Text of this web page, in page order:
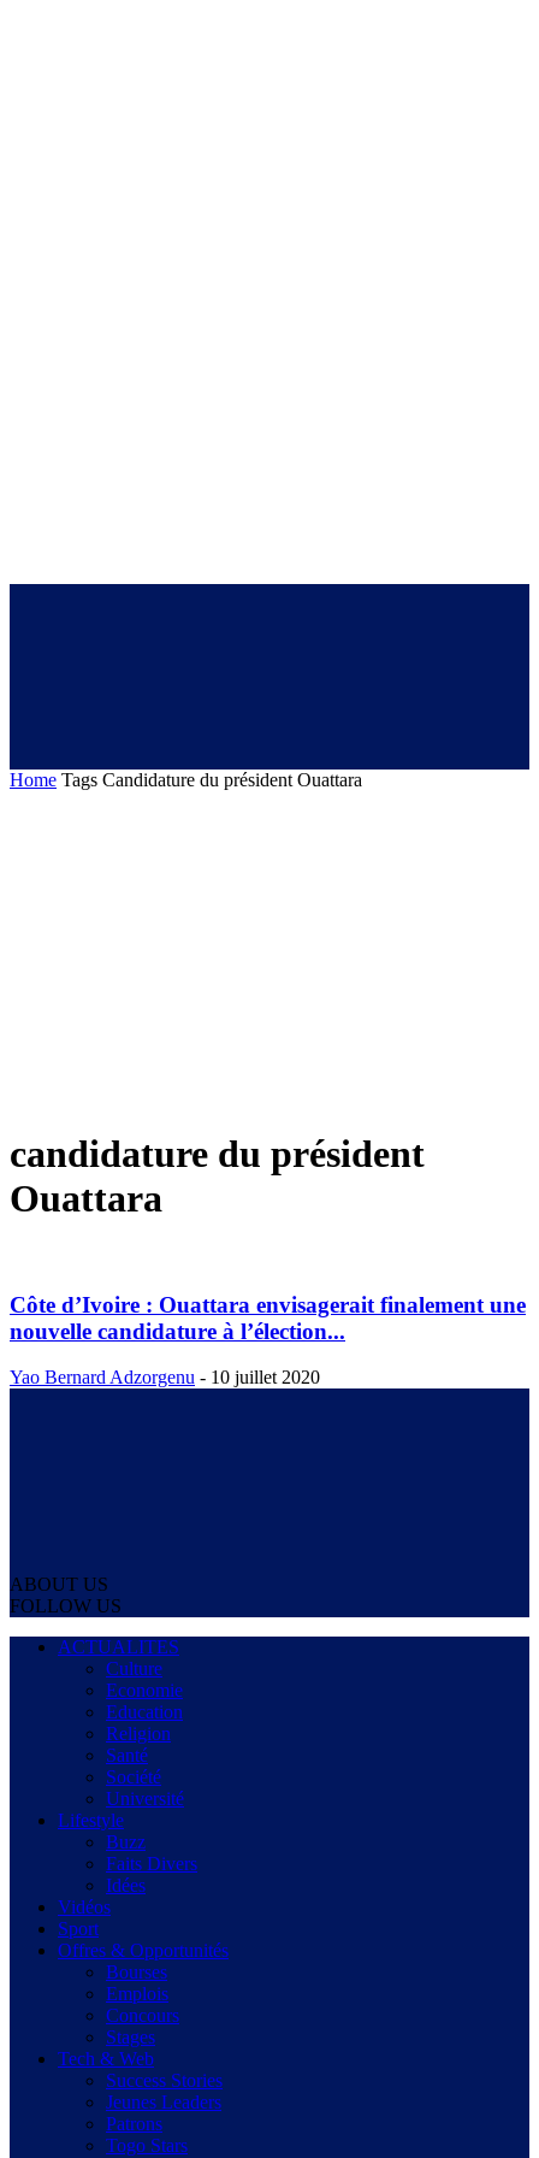
Home Tags Candidature du président Ouattara
candidature du président
Ouattara
Côte d’Ivoire : Ouattara envisagerait finalement une
nouvelle candidature à l’élection...
Yao Bernard Adzorgenu - 10 juillet 2020
ABOUT US
FOLLOW US
ACTUALITES
Culture
Economie
Education
Religion
Santé
Société
Université
Lifestyle
Buzz
Faits Divers
Idées
Vidéos
Sport
Offres & Opportunités
Bourses
Emplois
Concours
Stages
Tech & Web
Success Stories
Jeunes Leaders
Patrons
Togo Stars